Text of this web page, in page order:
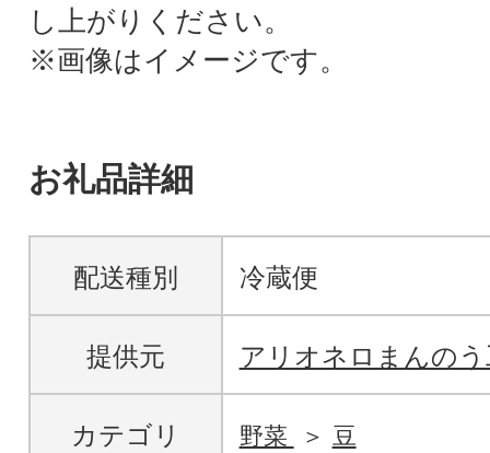
し上がりください。
※画像はイメージです。
お礼品詳細
配送種別 冷蔵便
提供元 アリオネロまんの
カテゴリ 野菜 豆